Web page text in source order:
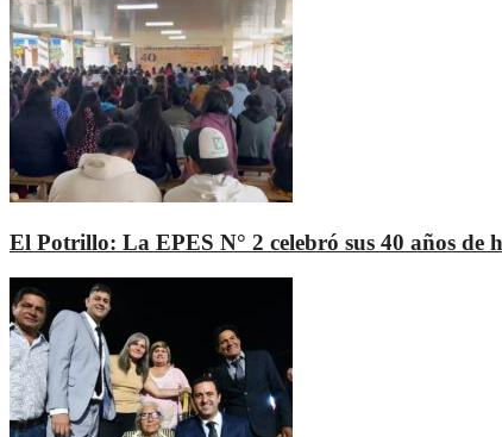
El Potrillo: La EPES N° 2 celebró sus 40 años de